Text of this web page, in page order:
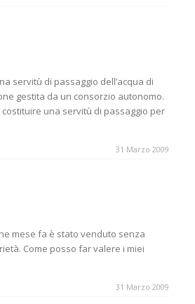
servitù di passaggio dell’acqua di
gestita da un consorzio autonomo.
una servitù di passaggio per
31 Marzo 2009
mese fa è stato venduto senza
Come posso far valere i miei
31 Marzo 2009